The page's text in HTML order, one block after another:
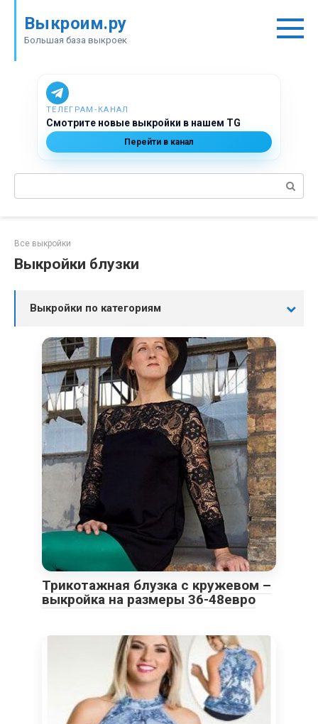
контенту
Выкроим.ру
Большая база выкроек
ТЕЛЕГРАМ‑КАНАЛ
Смотрите новые выкройки в нашем TG
Перейти в канал
Поиск:
Все выкройки
Выкройки блузки
Выкройки по категориям
Трикотажная блузка с кружевом –
выкройка на размеры 36-48евро